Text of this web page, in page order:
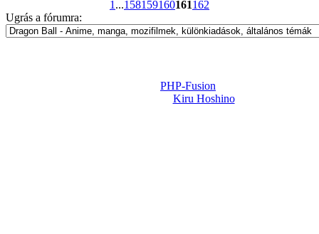
1 ...158159160161162
Ugrás a fórumra:
PHP-Fusion
Kiru Hoshino